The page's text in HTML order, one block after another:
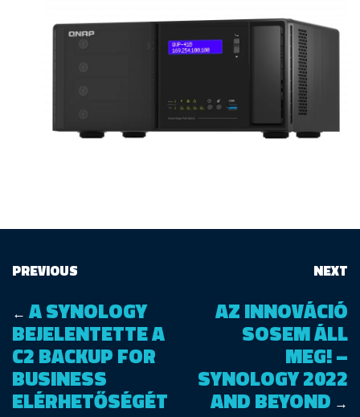
PREVIOUS
← A SYNOLOGY
BEJELENTETTE A
C2 BACKUP FOR
BUSINESS
ELÉRHETŐSÉGÉT
NEXT
AZ INNOVÁCIÓ
SOSEM ÁLL
MEG! –
SYNOLOGY 2022
AND BEYOND →